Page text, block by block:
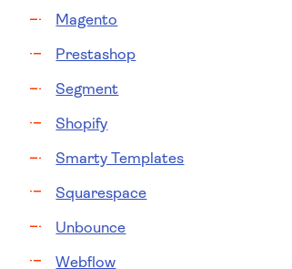
Magento
Prestashop
Segment
Shopify
Smarty Templates
Squarespace
Unbounce
Webflow